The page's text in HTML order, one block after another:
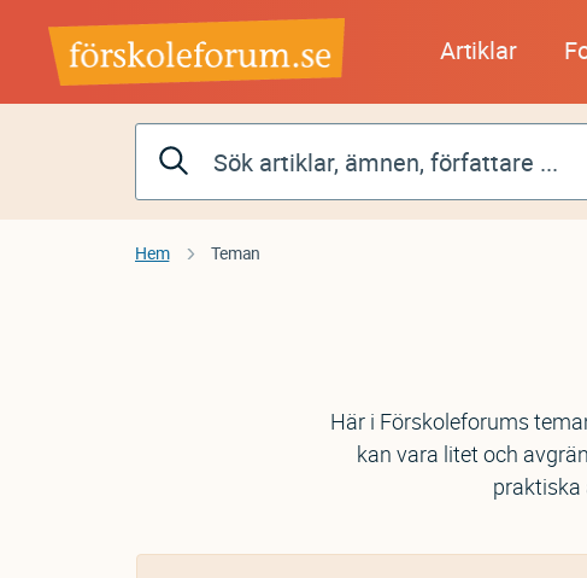
huvudinnehåll
Artiklar
Hem Teman
Här i Förskoleforums
kan vara litet och
praktiska